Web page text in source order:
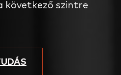
következő szintre